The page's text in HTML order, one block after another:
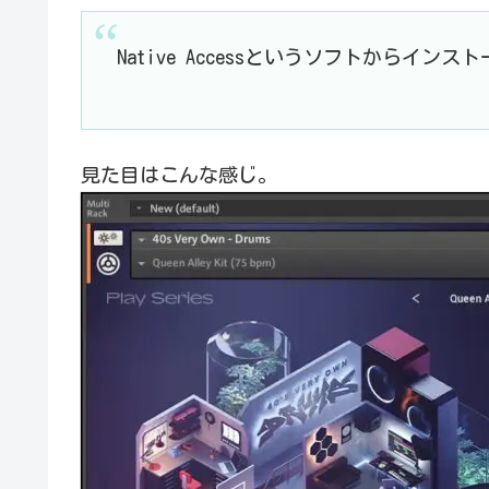
Native Accessというソフトからインスト
見た目はこんな感じ。